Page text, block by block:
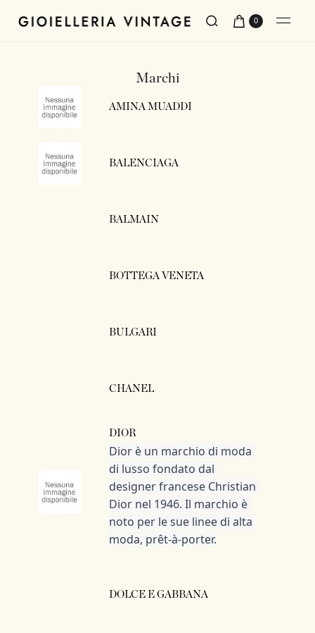
0
Marchi
AMINA MUADDI
BALENCIAGA
BALMAIN
BOTTEGA VENETA
BULGARI
CHANEL
DIOR
Dior è un marchio di moda
di lusso fondato dal
designer francese Christian
Dior nel 1946. Il marchio è
noto per le sue linee di alta
moda, prêt-à-porter.
DOLCE E GABBANA